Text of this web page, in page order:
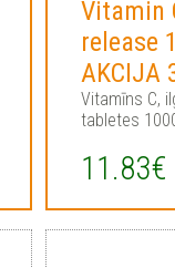
Vitamin
release
AKCIJA
Vitamīns C,
tabletes
11.83€